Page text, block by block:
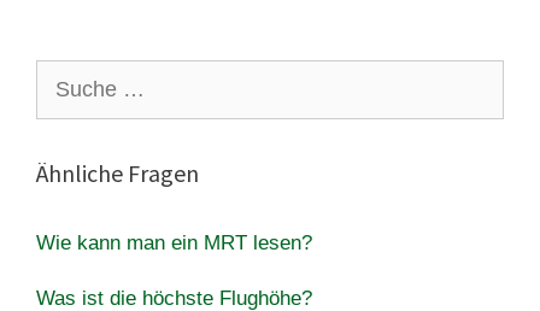
nach:
Ähnliche Fragen
Wie kann man ein MRT lesen?
Was ist die höchste Flughöhe?